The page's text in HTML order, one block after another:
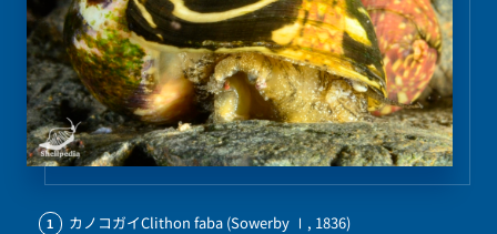
1 カノコガイClithon faba (Sowerby Ⅰ, 1836)